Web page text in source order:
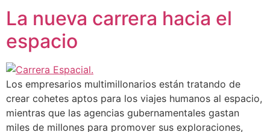
La nueva carrera hacia el
espacio
Los empresarios multimillonarios están tratando de
crear cohetes aptos para los viajes humanos al espacio,
mientras que las agencias gubernamentales gastan
miles de millones para promover sus exploraciones,